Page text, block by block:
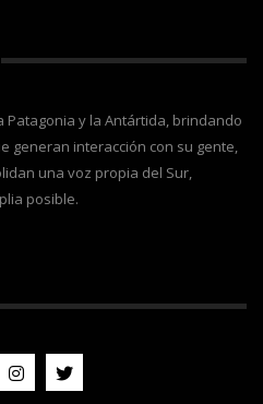
Patagonia y la Antártida, brindando
generan interacción con su gente,
una voz propia del Sur,
posible.